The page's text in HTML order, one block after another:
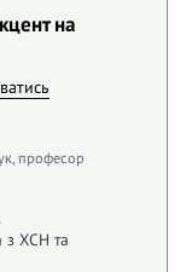
на
професор
з ХСН та